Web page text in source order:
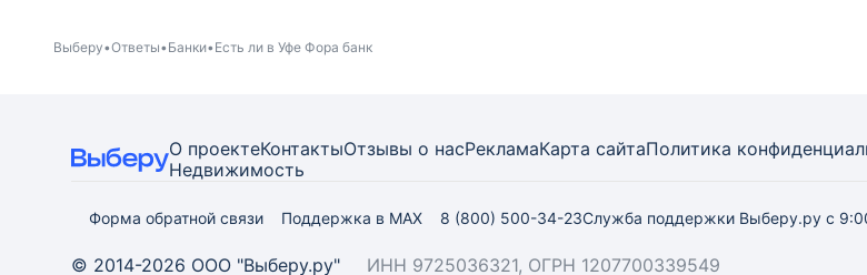
Выберу Ответы Банки Есть ли в Уфе Фора банк
О проектеКонтактыОтзывы о насРекламаКарта сайтаПолитика
Недвижимость
Форма обратной связи Поддержка в MAX 8 (800) 500-34-23Служба поддержки Выберу.ру с
© 2014-2026 ООО "Выберу.ру" ИНН 9725036321, ОГРН 1207700339549